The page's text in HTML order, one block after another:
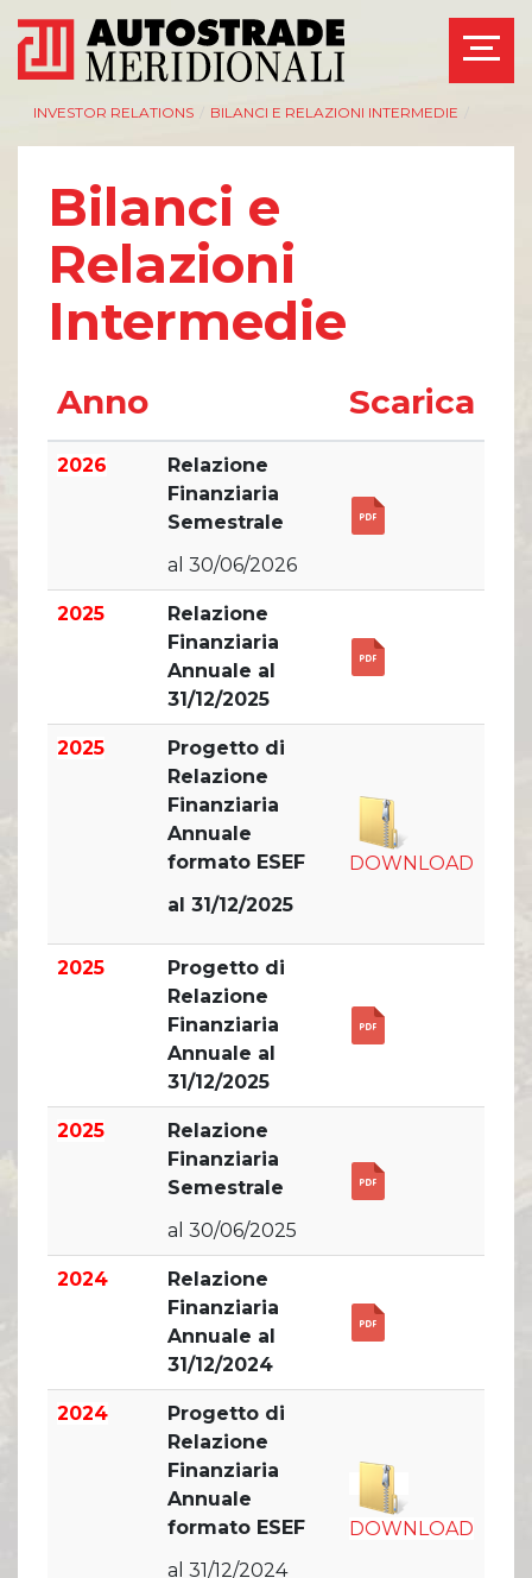
AZIENDA
Management
Bilanci e relazioni
Azionisti
Modello Organizzativo
Linee Guida del
Gruppo ASPI
INVESTOR RELATIONS
Governance
Calendario eventi
Eventi e
documentazione
Assemblee
Comunicati Stampa
Organi Sociali
ETHICS OFFICE
INVESTOR RELATIONS BILANCI E RELAZIONI INTERMEDIE
Bilanci e
Relazioni
Intermedie
Anno Scarica
2026
Relazione
Finanziaria
Semestrale
al 30/06/2026
2025
Relazione
Finanziaria
Annuale al
31/12/2025
2025
Progetto di
Relazione
Finanziaria
Annuale
formato ESEF
al 31/12/2025
DOWNLOAD
2025
Progetto di
Relazione
Finanziaria
Annuale al
31/12/2025
2025
Relazione
Finanziaria
Semestrale
al 30/06/2025
2024
Relazione
Finanziaria
Annuale al
31/12/2024
2024
Progetto di
Relazione
Finanziaria
Annuale
formato ESEF
al 31/12/2024
DOWNLOAD